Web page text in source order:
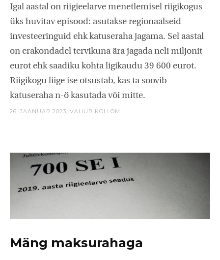
Igal aastal on riigieelarve menetlemisel riigikogus
üks huvitav episood: asutakse regionaalseid
investeeringuid ehk katuseraha jagama. Sel aastal
on erakondadel tervikuna ära jagada neli miljonit
eurot ehk saadiku kohta ligikaudu 39 600 eurot.
Riigikogu liige ise otsustab, kas ta soovib
katuseraha n-ö kasutada või mitte.
26. JAANUAR 2023, VAHUR KOLLOM
Mäng maksurahaga